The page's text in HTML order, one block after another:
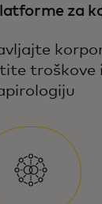
za
troškove